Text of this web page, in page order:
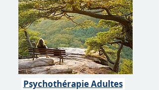
Psychothérapie Adultes